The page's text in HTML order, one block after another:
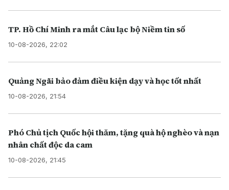
TP. Hồ Chí Minh ra mắt Câu lạc bộ Niềm tin số
10-08-2026, 22:02
Quảng Ngãi bảo đảm điều kiện dạy và học tốt nhất
10-08-2026, 21:54
Phó Chủ tịch Quốc hội thăm, tặng quà hộ nghèo và nạn
nhân chất độc da cam
10-08-2026, 21:45